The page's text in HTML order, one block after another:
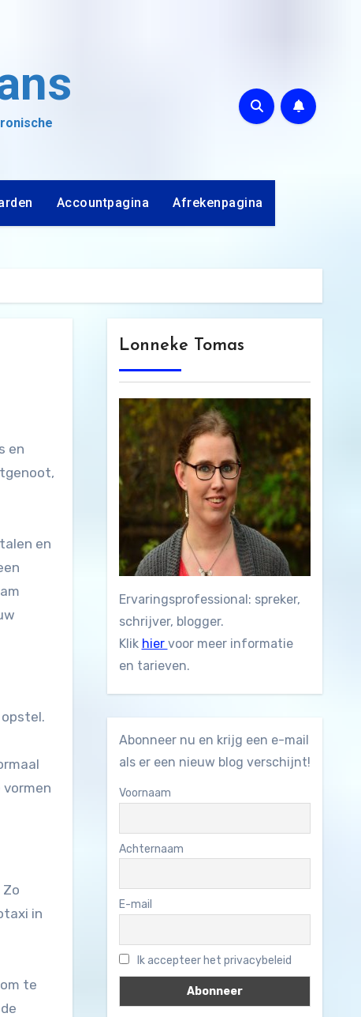
Accountpagina Afrekenpagina
en
in
te
Lonneke Tomas
Ervaringsprofessional: spreker,
schrijver, blogger.
Klik hier voor meer informatie
en tarieven.
Abonneer nu en krijg een e-mail
als er een nieuw blog verschijnt!
Voornaam
Achternaam
E-mail
Ik accepteer het privacybeleid